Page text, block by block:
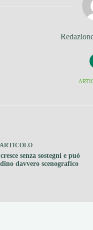
ARTICOLO
senza sostegni e può
davvero scenografico